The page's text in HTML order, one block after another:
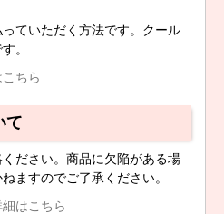
ていただく方法です。クール
。
ちら
て
ださい。商品に欠陥がある場
ますのでご了承ください。
はこちら